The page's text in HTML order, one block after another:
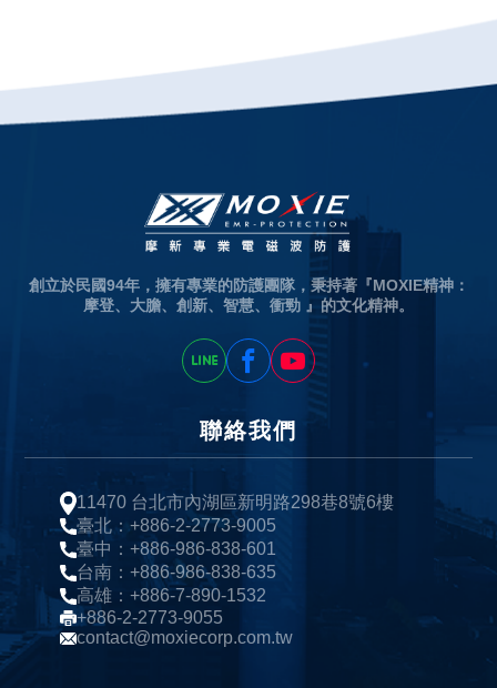
創立於民國94年，擁有專業的防護團隊，秉持著『MOXIE精神：
摩登、大膽、創新、智慧、衝勁 』的文化精神。
聯絡我們
11470 台北市內湖區新明路298巷8號6樓
臺北：+886-2-2773-9005
臺中：+886-986-838-601
台南：+886-986-838-635
高雄：+886-7-890-1532
+886-2-2773-9055
contact@moxiecorp.com.tw